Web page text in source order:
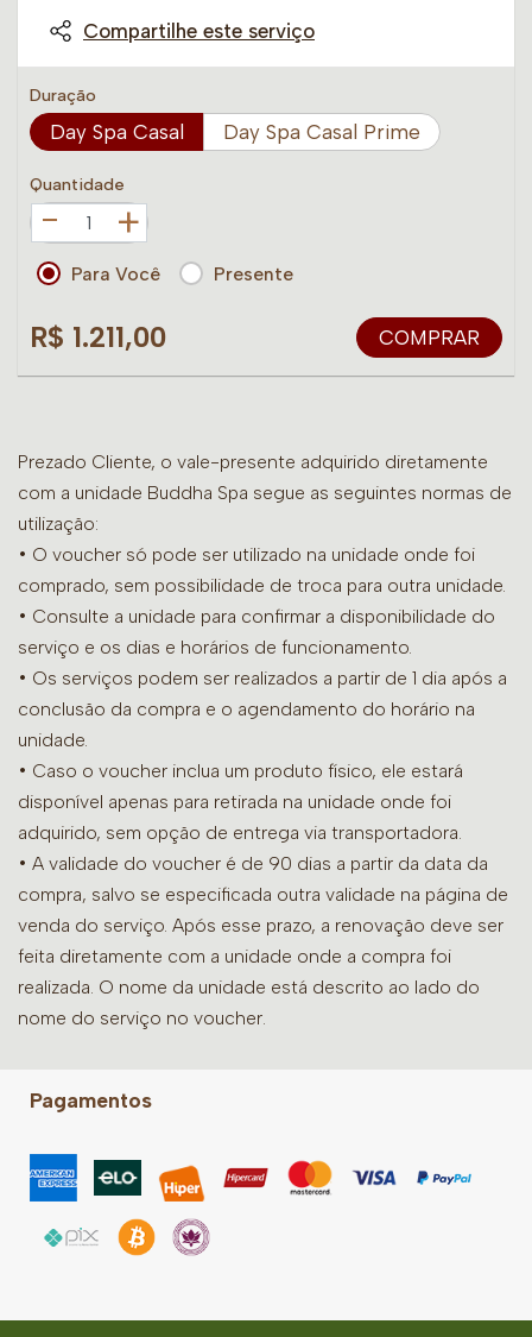
Compartilhe este serviço
Duração
Day Spa Casal Day Spa Casal Prime
Quantidade
+
Para Você Presente
R$ 1.211,00 COMPRAR
Prezado Cliente, o vale-presente adquirido diretamente
com a unidade Buddha Spa segue as seguintes normas de
utilização:
• O voucher só pode ser utilizado na unidade onde foi
comprado, sem possibilidade de troca para outra unidade.
• Consulte a unidade para confirmar a disponibilidade do
serviço e os dias e horários de funcionamento.
• Os serviços podem ser realizados a partir de 1 dia após a
conclusão da compra e o agendamento do horário na
unidade.
• Caso o voucher inclua um produto físico, ele estará
disponível apenas para retirada na unidade onde foi
adquirido, sem opção de entrega via transportadora.
• A validade do voucher é de 90 dias a partir da data da
compra, salvo se especificada outra validade na página de
venda do serviço. Após esse prazo, a renovação deve ser
feita diretamente com a unidade onde a compra foi
realizada. O nome da unidade está descrito ao lado do
nome do serviço no voucher.
Pagamentos